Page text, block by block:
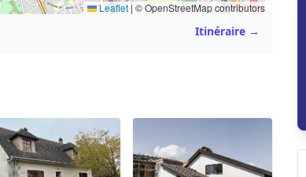
Leaflet | © OpenStreetMap contributors
Itinéraire →